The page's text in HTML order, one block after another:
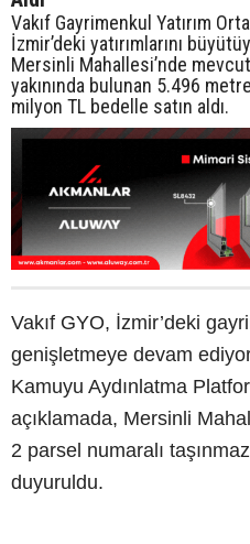
Vakıf Gayrimenkul Yatırım
İzmir’deki yatırımlarını
Mersinli Mahallesi’nde mevcut
yakınında bulunan 5.496
milyon TL bedelle satın aldı.
Vakıf GYO, İzmir’deki
genişletmeye devam
Kamuyu Aydınlatma
açıklamada, Mersinli
2 parsel numaralı
duyuruldu.